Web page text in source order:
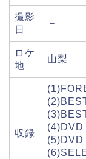
撮影
日
－
ロケ
地
山梨
収録